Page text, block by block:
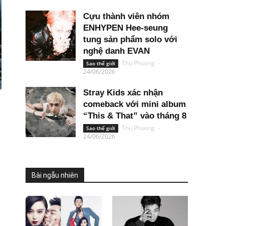
Cựu thành viên nhóm
ENHYPEN Hee-seung
tung sản phẩm solo với
nghệ danh EVAN
Sao thế giới Thu Phuong -
24/06/2026
Stray Kids xác nhận
comeback với mini album
“This & That” vào tháng 8
Sao thế giới Thu Phuong -
24/06/2026
Bài ngẫu nhiên